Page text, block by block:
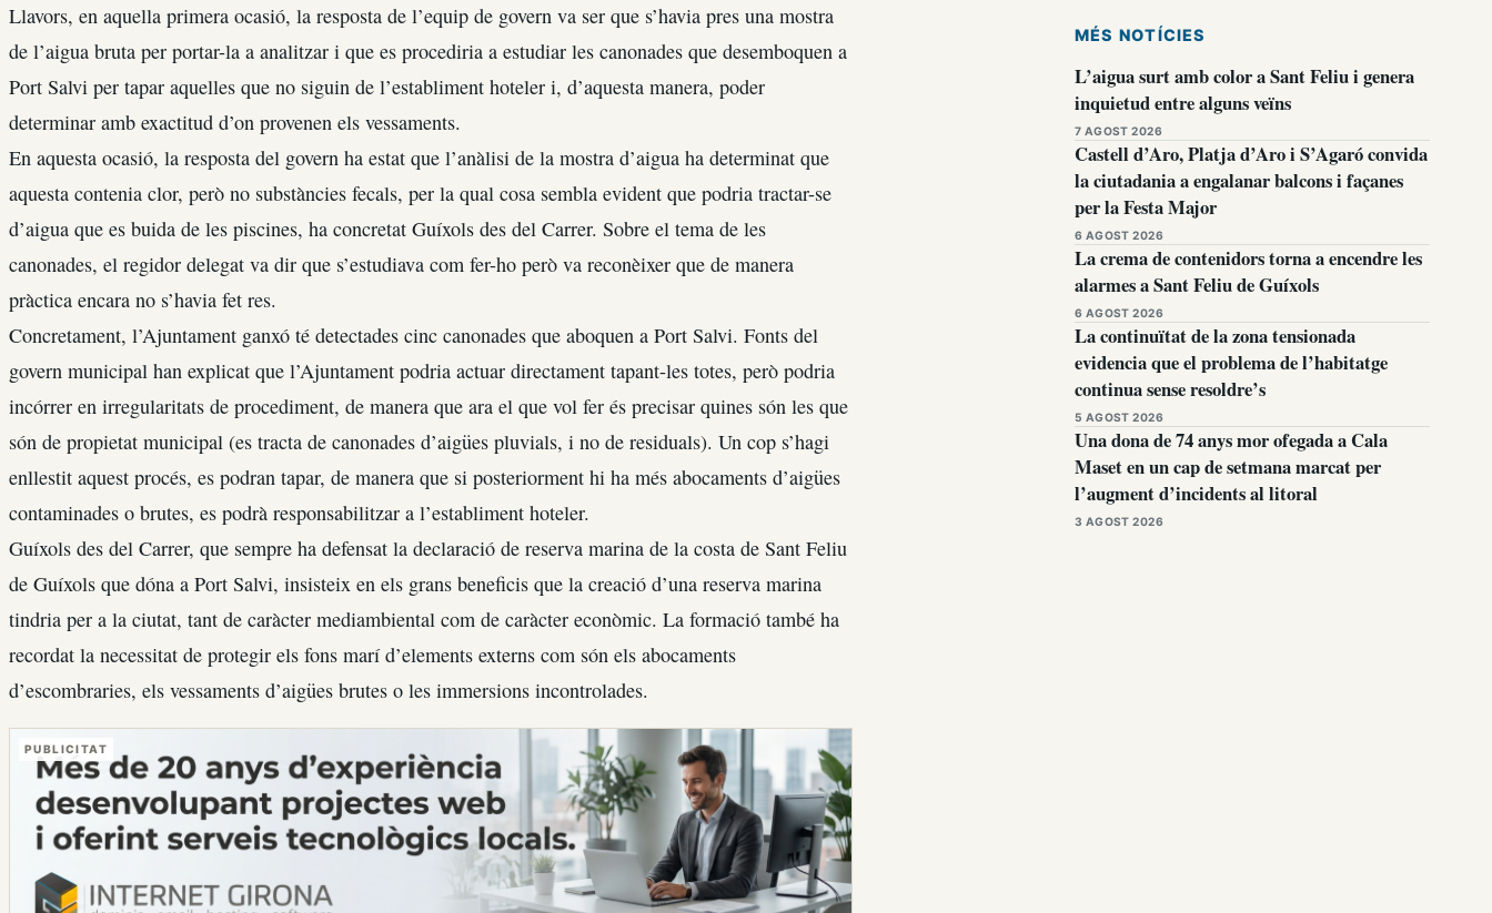
Llavors, en aquella primera ocasió, la resposta de l’equip de govern va ser que s’havia pres una mostra
de l’aigua bruta per portar-la a analitzar i que es procediria a estudiar les canonades que desemboquen a
Port Salvi per tapar aquelles que no siguin de l’establiment hoteler i, d’aquesta manera, poder
determinar amb exactitud d’on provenen els vessaments.
En aquesta ocasió, la resposta del govern ha estat que l’anàlisi de la mostra d’aigua ha determinat que
aquesta contenia clor, però no substàncies fecals, per la qual cosa sembla evident que podria tractar-se
d’aigua que es buida de les piscines, ha concretat Guíxols des del Carrer. Sobre el tema de les
canonades, el regidor delegat va dir que s’estudiava com fer-ho però va reconèixer que de manera
pràctica encara no s’havia fet res.
Concretament, l’Ajuntament ganxó té detectades cinc canonades que aboquen a Port Salvi. Fonts del
govern municipal han explicat que l’Ajuntament podria actuar directament tapant-les totes, però podria
incórrer en irregularitats de procediment, de manera que ara el que vol fer és precisar quines són les que
són de propietat municipal (es tracta de canonades d’aigües pluvials, i no de residuals). Un cop s’hagi
enllestit aquest procés, es podran tapar, de manera que si posteriorment hi ha més abocaments d’aigües
contaminades o brutes, es podrà responsabilitzar a l’establiment hoteler.
Guíxols des del Carrer, que sempre ha defensat la declaració de reserva marina de la costa de Sant Feliu
de Guíxols que dóna a Port Salvi, insisteix en els grans beneficis que la creació d’una reserva marina
tindria per a la ciutat, tant de caràcter mediambiental com de caràcter econòmic. La formació també ha
recordat la necessitat de protegir els fons marí d’elements externs com són els abocaments
d’escombraries, els vessaments d’aigües brutes o les immersions incontrolades.
PUBLICITAT
MÉS NOTÍCIES
L’aigua surt amb color a Sant Feliu i genera
inquietud entre alguns veïns
7 AGOST 2026
Castell d’Aro, Platja d’Aro i S’Agaró convida
la ciutadania a engalanar balcons i façanes
per la Festa Major
6 AGOST 2026
La crema de contenidors torna a encendre les
alarmes a Sant Feliu de Guíxols
6 AGOST 2026
La continuïtat de la zona tensionada
evidencia que el problema de l’habitatge
continua sense resoldre’s
5 AGOST 2026
Una dona de 74 anys mor ofegada a Cala
Maset en un cap de setmana marcat per
l’augment d’incidents al litoral
3 AGOST 2026